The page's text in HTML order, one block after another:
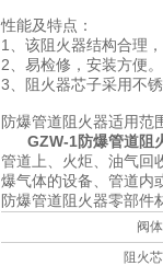
性能及特点：
1、该阻火器结构合理
2、易检修，安装方便
3、阻火器芯子采用不
防爆管道阻火器适用范
GZW-1防爆管道阻
管道上、火炬、油气回
爆气体的设备、管道内
防爆管道阻火器零部件
阀
阻火